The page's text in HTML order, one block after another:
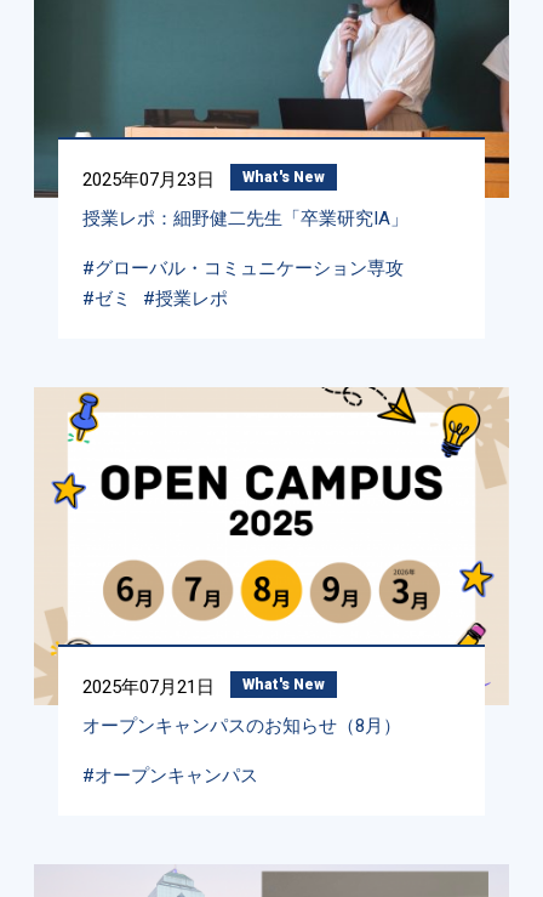
2025年07月23日 What's New
授業レポ：細野健二先生「卒業研究IA」
#グローバル・コミュニケーション専攻
#ゼミ
#授業レポ
2025年07月21日 What's New
オープンキャンパスのお知らせ（8月）
#オープンキャンパス